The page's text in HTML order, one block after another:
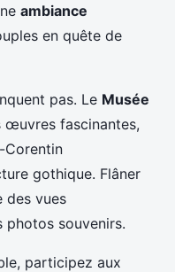
ambiance
en quête de
pas. Le Musée
œuvres fascinantes,
Corentin
gothique. Flâner
des vues
photos souvenirs.
participez aux